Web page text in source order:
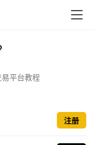
易平台教程
注册